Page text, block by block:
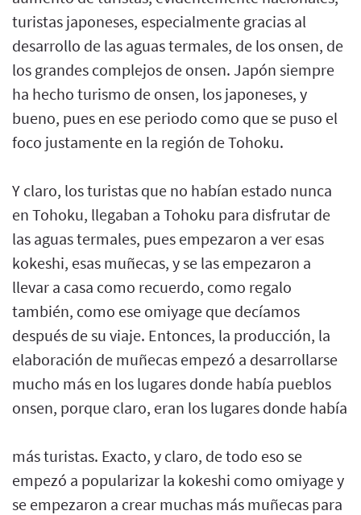
turistas japoneses, especialmente gracias al
desarrollo de las aguas termales, de los onsen, de
los grandes complejos de onsen. Japón siempre
ha hecho turismo de onsen, los japoneses, y
bueno, pues en ese periodo como que se puso el
foco justamente en la región de Tohoku.
Y claro, los turistas que no habían estado nunca
en Tohoku, llegaban a Tohoku para disfrutar de
las aguas termales, pues empezaron a ver esas
kokeshi, esas muñecas, y se las empezaron a
llevar a casa como recuerdo, como regalo
también, como ese omiyage que decíamos
después de su viaje. Entonces, la producción, la
elaboración de muñecas empezó a desarrollarse
mucho más en los lugares donde había pueblos
onsen, porque claro, eran los lugares donde había
más turistas. Exacto, y claro, de todo eso se
empezó a popularizar la kokeshi como omiyage y
se empezaron a crear muchas más muñecas para